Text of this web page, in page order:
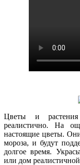
Цветы и растения
реалистично. На
настоящие цветы.
мороза, и будут
долгое время.
или дом